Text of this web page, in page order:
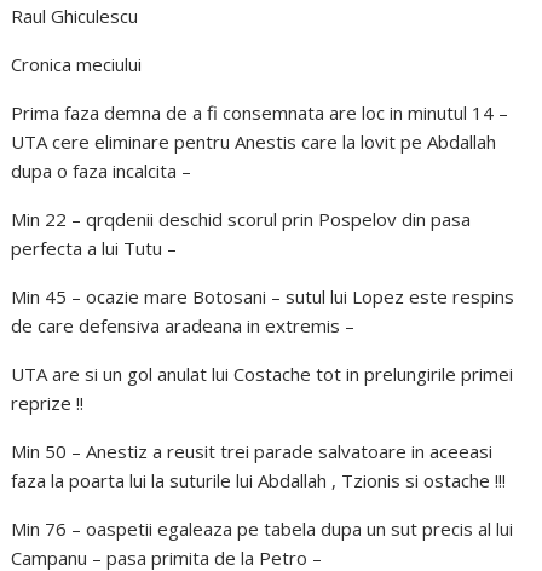
Raul Ghiculescu
Cronica meciului
Prima faza demna de a fi consemnata are loc in minutul 14 –
UTA cere eliminare pentru Anestis care la lovit pe Abdallah
dupa o faza incalcita –
Min 22 – qrqdenii deschid scorul prin Pospelov din pasa
perfecta a lui Tutu –
Min 45 – ocazie mare Botosani – sutul lui Lopez este respins
de care defensiva aradeana in extremis –
UTA are si un gol anulat lui Costache tot in prelungirile primei
reprize !!
Min 50 – Anestiz a reusit trei parade salvatoare in aceeasi
faza la poarta lui la suturile lui Abdallah , Tzionis si ostache !!!
Min 76 – oaspetii egaleaza pe tabela dupa un sut precis al lui
Campanu – pasa primita de la Petro –